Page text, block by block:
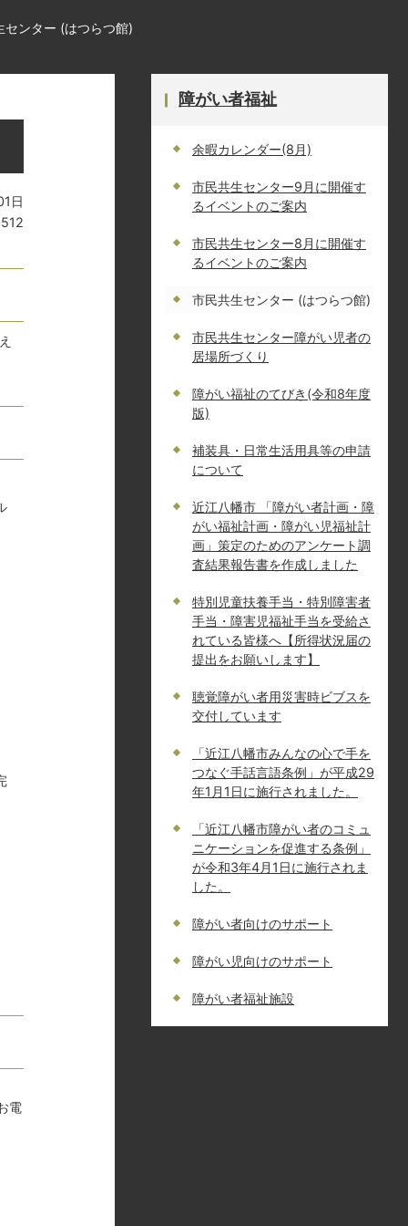
センター (はつらつ館)
日
電
障がい者福祉
余暇カレンダー(8月)
市民共生センター9月に開催す
るイベントのご案内
市民共生センター8月に開催す
るイベントのご案内
市民共生センター (はつらつ館)
市民共生センター障がい児者の
居場所づくり
障がい福祉のてびき(令和8年度
版)
補装具・日常生活用具等の申請
について
近江八幡市 「障がい者計画・障
がい福祉計画・障がい児福祉計
画」策定のためのアンケート調
査結果報告書を作成しました
特別児童扶養手当・特別障害者
手当・障害児福祉手当を受給さ
れている皆様へ【所得状況届の
提出をお願いします】
聴覚障がい者用災害時ビブスを
交付しています
「近江八幡市みんなの心で手を
つなぐ手話言語条例」が平成29
年1月1日に施行されました。
「近江八幡市障がい者のコミュ
ニケーションを促進する条例」
が令和3年4月1日に施行されま
した。
障がい者向けのサポート
障がい児向けのサポート
障がい者福祉施設